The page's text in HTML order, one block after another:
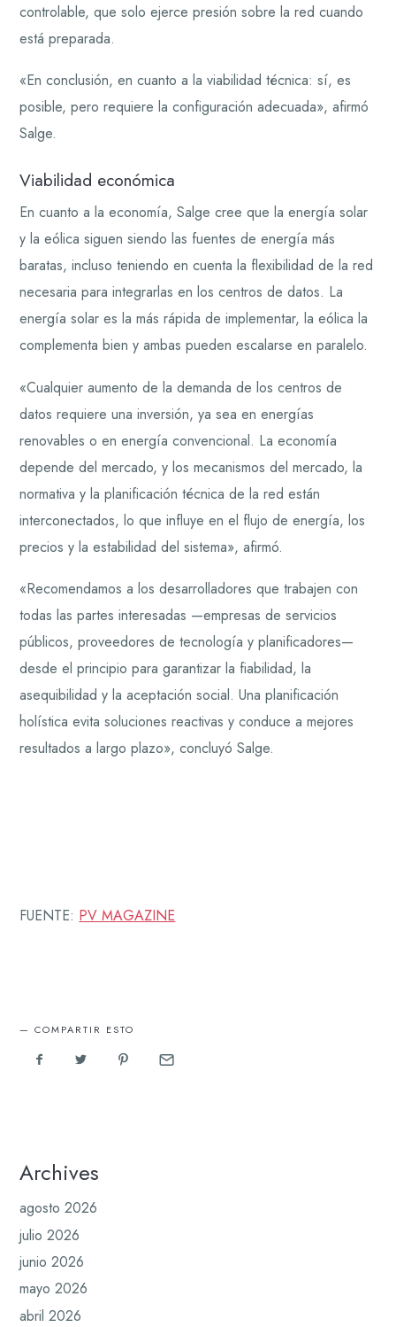
controlable, que solo ejerce presión sobre la red cuando
está preparada.
«En conclusión, en cuanto a la viabilidad técnica: sí, es
posible, pero requiere la configuración adecuada», afirmó
Salge.
Viabilidad económica
En cuanto a la economía, Salge cree que la energía solar
y la eólica siguen siendo las fuentes de energía más
baratas, incluso teniendo en cuenta la flexibilidad de la red
necesaria para integrarlas en los centros de datos. La
energía solar es la más rápida de implementar, la eólica la
complementa bien y ambas pueden escalarse en paralelo.
«Cualquier aumento de la demanda de los centros de
datos requiere una inversión, ya sea en energías
renovables o en energía convencional. La economía
depende del mercado, y los mecanismos del mercado, la
normativa y la planificación técnica de la red están
interconectados, lo que influye en el flujo de energía, los
precios y la estabilidad del sistema», afirmó.
«Recomendamos a los desarrolladores que trabajen con
todas las partes interesadas —empresas de servicios
públicos, proveedores de tecnología y planificadores—
desde el principio para garantizar la fiabilidad, la
asequibilidad y la aceptación social. Una planificación
holística evita soluciones reactivas y conduce a mejores
resultados a largo plazo», concluyó Salge.
FUENTE: PV MAGAZINE
COMPARTIR ESTO
Archives
agosto 2026
julio 2026
junio 2026
mayo 2026
abril 2026